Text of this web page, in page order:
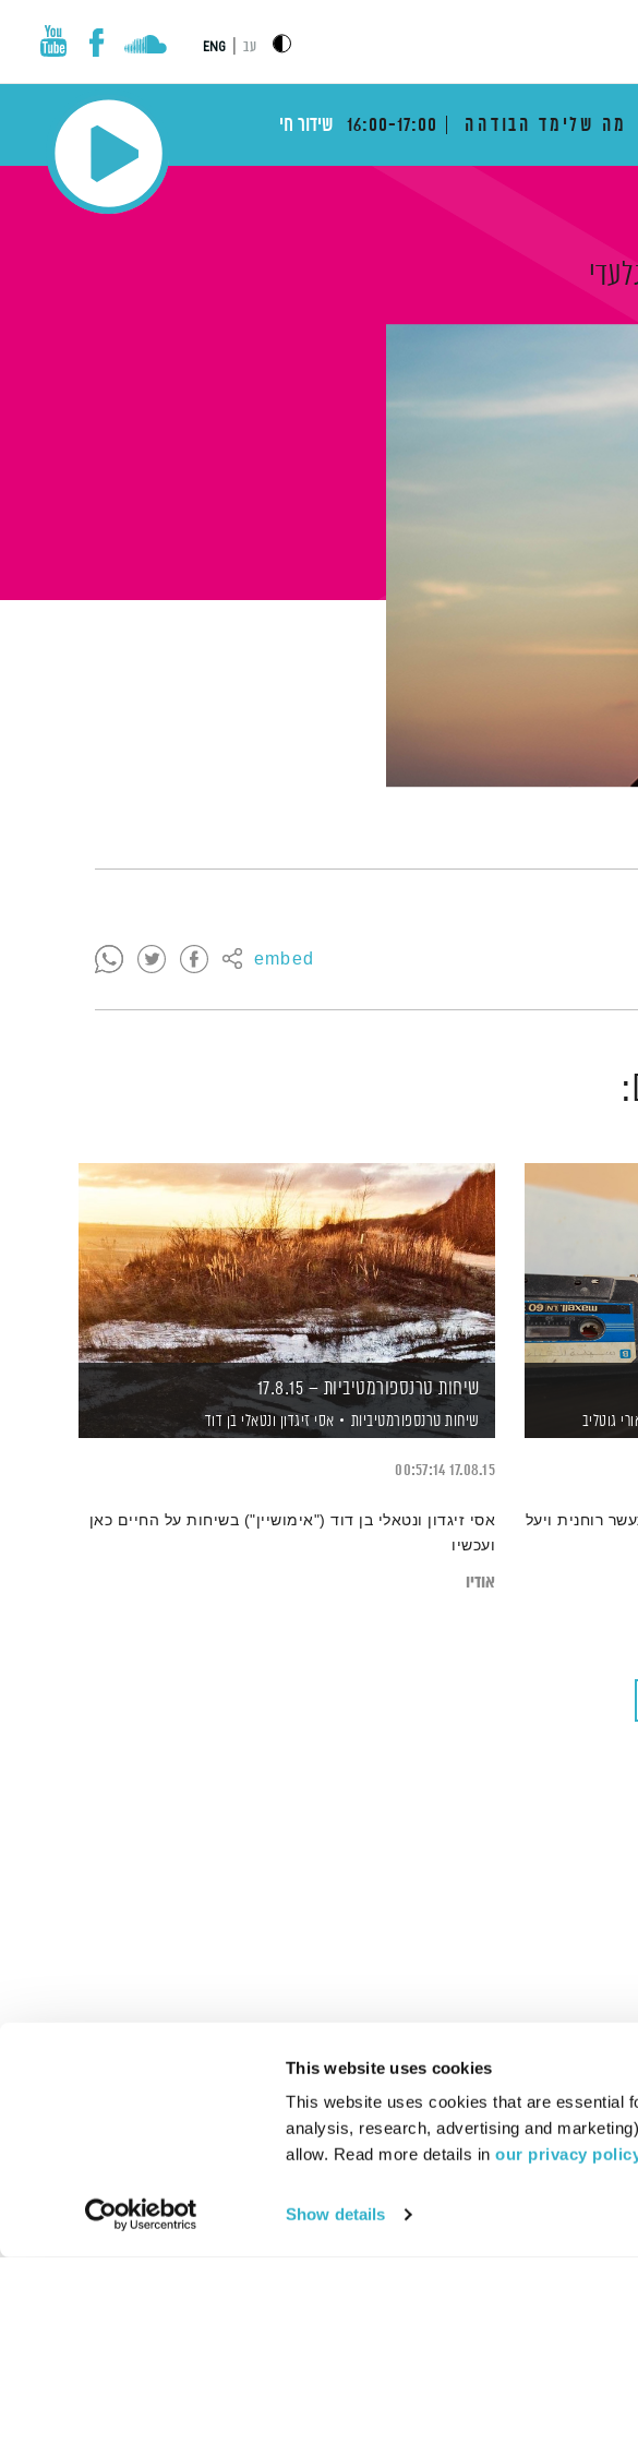
This website uses cookies
This website uses cookies that are essential
analysis, research, advertising and
allow. Read more details in our privacy
Show details
עב ENG
מה שלימד הבודהה 16:00-17:00 שידור חי
embed
גוטליב
רוחנית ויעל
שיחות טרנספורמטיביות – 17.8.15
שיחות טרנספורמטיביות אסי זיגדון ונטאלי בן דוד
17.08.15
00:57:14
אסי זיגדון ונטאלי בן דוד ("אימושיין") בשיחות על החיים כאן
ועכשיו
אודיו